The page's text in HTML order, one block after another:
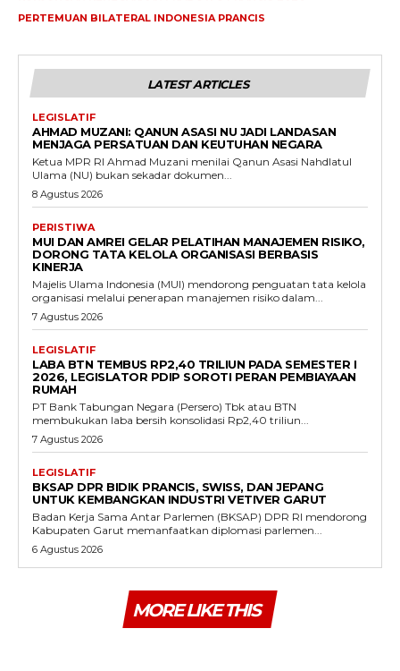
PERTEMUAN BILATERAL INDONESIA PRANCIS
LATEST ARTICLES
LEGISLATIF
AHMAD MUZANI: QANUN ASASI NU JADI LANDASAN
MENJAGA PERSATUAN DAN KEUTUHAN NEGARA
Ketua MPR RI Ahmad Muzani menilai Qanun Asasi Nahdlatul
Ulama (NU) bukan sekadar dokumen...
8 Agustus 2026
PERISTIWA
MUI DAN AMREI GELAR PELATIHAN MANAJEMEN RISIKO,
DORONG TATA KELOLA ORGANISASI BERBASIS
KINERJA
Majelis Ulama Indonesia (MUI) mendorong penguatan tata kelola
organisasi melalui penerapan manajemen risiko dalam...
7 Agustus 2026
LEGISLATIF
LABA BTN TEMBUS RP2,40 TRILIUN PADA SEMESTER I
2026, LEGISLATOR PDIP SOROTI PERAN PEMBIAYAAN
RUMAH
PT Bank Tabungan Negara (Persero) Tbk atau BTN
membukukan laba bersih konsolidasi Rp2,40 triliun...
7 Agustus 2026
LEGISLATIF
BKSAP DPR BIDIK PRANCIS, SWISS, DAN JEPANG
UNTUK KEMBANGKAN INDUSTRI VETIVER GARUT
Badan Kerja Sama Antar Parlemen (BKSAP) DPR RI mendorong
Kabupaten Garut memanfaatkan diplomasi parlemen...
6 Agustus 2026
MORE LIKE THIS